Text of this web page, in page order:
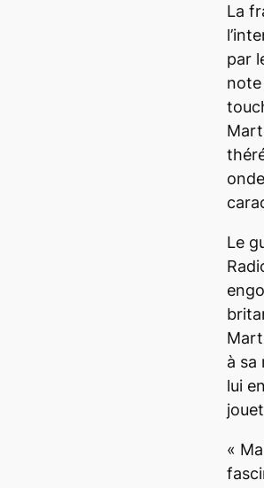
La
par
Le
à sa
lui
jouet
«